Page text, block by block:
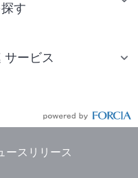
す
ービス
ースリリース